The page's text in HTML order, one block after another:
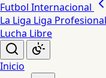
Futbol Internacional
La Liga Liga
Lucha Libre
Inicio